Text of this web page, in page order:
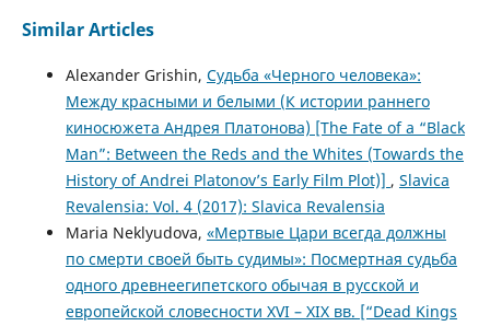
Similar Articles
Alexander Grishin, Судьба «Черного человека»:
Между красными и белыми (К истории раннего
киносюжета Андрея Платонова) [The Fate of a “Black
Man”: Between the Reds and the Whites (Towards the
History of Andrei Platonov’s Early Film Plot)] , Slavica
Revalensia: Vol. 4 (2017): Slavica Revalensia
Maria Neklyudova, «Мертвые Цари всегда должны
по смерти своей быть судимы»: Посмертная судьба
одного древнеегипетского обычая в русской и
европейской словесности XVI – XIX вв. [“Dead Kings